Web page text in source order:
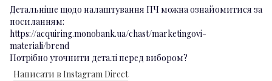
Детальніше щодо налаштування ПЧ можна ознайомитися за
посиланням:
https://acquiring.monobank.ua/chast/marketingovi-
materiali/brend
Потрібно уточнити деталі перед вибором?
Написати в Instagram Direct